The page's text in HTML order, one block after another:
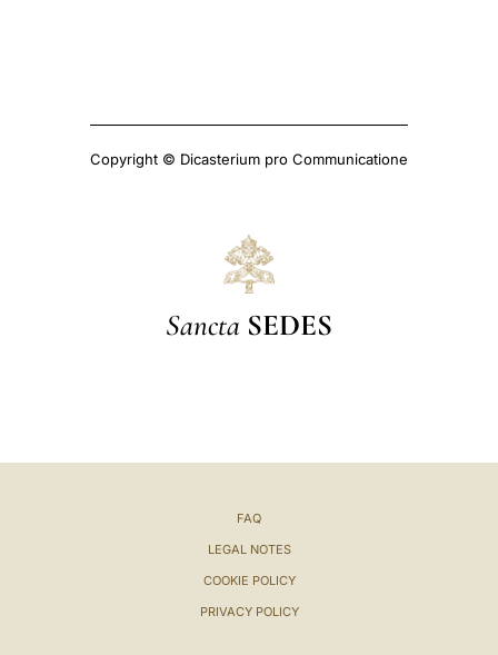
Copyright © Dicasterium pro Communicatione
Sancta SEDES
FAQ
LEGAL NOTES
COOKIE POLICY
PRIVACY POLICY